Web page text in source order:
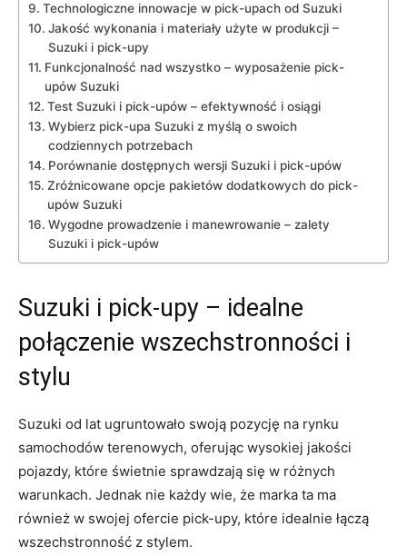
Technologiczne innowacje w pick-upach od Suzuki
Jakość wykonania‌ i materiały użyte w produkcji –​
Suzuki i pick-upy
Funkcjonalność nad wszystko⁤ – ⁢wyposażenie pick-
upów Suzuki
Test Suzuki i pick-upów – efektywność i osiągi
Wybierz ‍pick-upa Suzuki z myślą o swoich
codziennych potrzebach
Porównanie dostępnych wersji Suzuki i pick-upów
Zróżnicowane ⁢opcje pakietów⁢ dodatkowych do pick-
upów‍ Suzuki
Wygodne prowadzenie i manewrowanie ⁤– zalety
Suzuki i pick-upów
Suzuki i pick-upy ⁢– idealne
połączenie wszechstronności i
stylu
Suzuki od ​lat ugruntowało ⁣swoją pozycję na rynku
samochodów terenowych, oferując wysokiej jakości
pojazdy, które ‌świetnie sprawdzają się w różnych
warunkach. ⁤Jednak nie każdy wie, że marka ta ma
również w swojej ofercie pick-upy, które idealnie łączą
wszechstronność z stylem.